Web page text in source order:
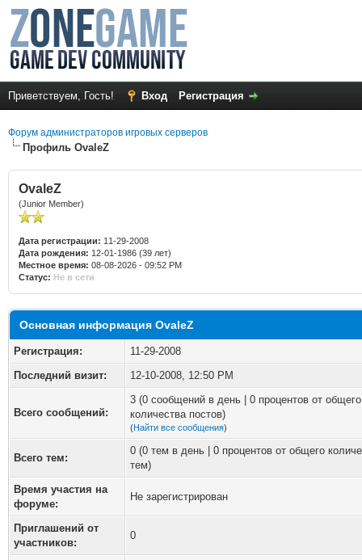
Приветствуем, Гость! Вход Регистрация
Форум администраторов игровых серверов
Профиль OvaleZ
OvaleZ
(Junior Member)
Дата регистрации: 11-29-2008
Дата рождения: 12-01-1986 (39 лет)
Местное время: 08-08-2026 - 09:52 PM
Статус: Не в сети
Основная информация OvaleZ
Регистрация:
11-29-2008
Последний визит:
12-10-2008, 12:50 PM
Всего сообщений:
3 (0 сообщений в день | 0 процентов от общего
количества постов)
(Найти все сообщения)
Всего тем:
0 (0 тем в день | 0 процентов от общего
тем)
Время участия на
форуме:
Не зарегистрирован
Приглашений от
участников:
0